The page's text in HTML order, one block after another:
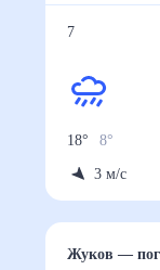
7
18° 8°
3 м/с
Жуков—